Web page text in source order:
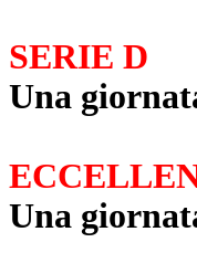
SERIE D
Una
Una giornat